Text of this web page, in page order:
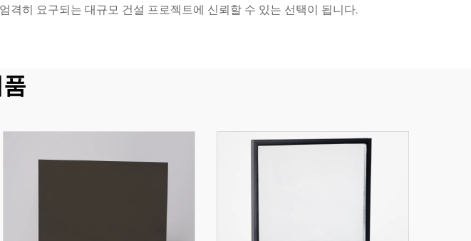
격히 요구되는 대규모 건설 프로젝트에 신뢰할 수 있는 선택이 됩니다.